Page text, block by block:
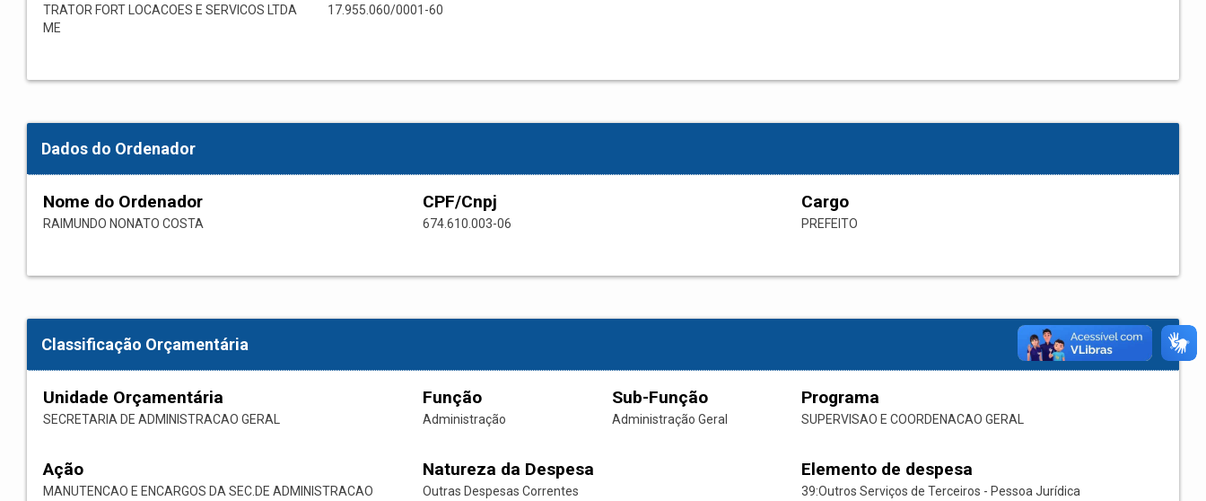
TRATOR FORT LOCACOES E SERVICOS LTDA
ME
17.955.060/0001-60
Dados do Ordenador
Nome do Ordenador
RAIMUNDO NONATO COSTA
CPF/Cnpj
674.610.003-06
Cargo
PREFEITO
Classificação Orçamentária
Unidade Orçamentária
SECRETARIA DE ADMINISTRACAO GERAL
Função
Administração
Sub-Função
Administração Geral
Programa
SUPERVISAO E COORDENACAO GERAL
Ação
MANUTENCAO E ENCARGOS DA SEC.DE ADMINISTRACAO
Natureza da Despesa
Outras Despesas Correntes
Elemento de despesa
39:Outros Serviços de Terceiros - Pessoa Jurídica